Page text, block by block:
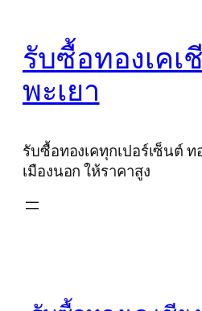
content
รับซื้อทองเคเ
พะเยา
รับซื้อทองเคทุกเปอร์เซ็นต์ ท
เมืองนอก ให้ราคาสูง